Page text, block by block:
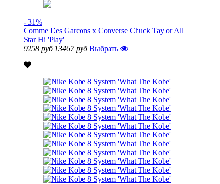
- 31%
Comme Des Garcons x Converse Chuck Taylor All
Star Hi 'Play'
9258 руб 13467 руб Выбрать